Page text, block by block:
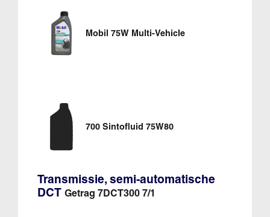
Mobil 75W Multi-Vehicle
700 Sintofluid 75W80
Transmissie, semi-automatische
DCT Getrag 7DCT300 7/1